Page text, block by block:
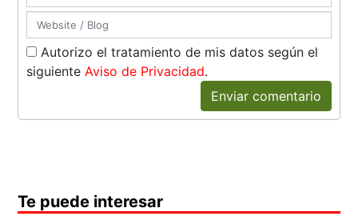
Autorizo el tratamiento de mis datos según el
siguiente Aviso de Privacidad.
Enviar comentario
Te puede interesar